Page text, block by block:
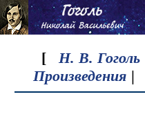
[ Н. В. Гоголь
Произведения |